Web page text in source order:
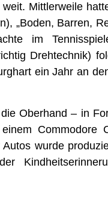
Mittlerweile
„Boden, Barren,
im
Drehtechnik)
ein Jahr an
Oberhand – in
Commodore
Autos wurde